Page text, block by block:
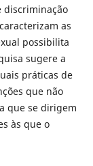
discriminação
as
possibilita
sugere a
práticas de
que não
que se dirigem
às que o